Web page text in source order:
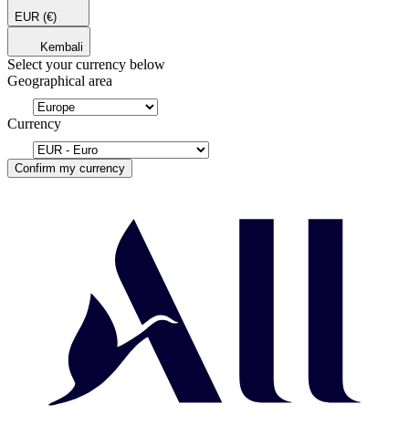
EUR (€)
Kembali
Select your currency below
Geographical area
Currency
Confirm my currency